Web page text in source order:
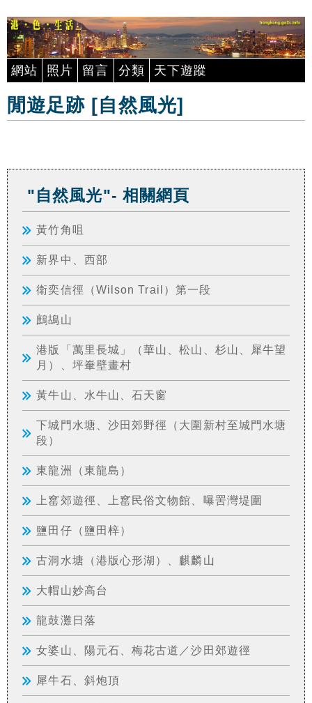
網站 照片 留言 分類 天下遊蹤
閒遊足跡 [自然風光]
"自然風光"- 相關網頁
黃竹角咀
新界中、西部
衛奕信徑（Wilson Trail）第一段
鷓鴣山
港版「萬里長城」（華山、松山、杉山、犀牛望
月）、坪輋壁畫村
黃牛山、水牛山、石天窗
下城門水塘、沙田郊野徑（大圍新村至城門水塘
段）
東龍洲（東龍島）
上窰郊遊徑、上窰民俗文物館、曝罟灣堤圍
鹽田仔（鹽田梓）
古洞水塘（港版心形湖）、麒麟山
大帽山妙高台
龍鼓灘日落
女婆山、陽元石、梅花古道／沙田郊遊徑
犀牛石、斜炮頂